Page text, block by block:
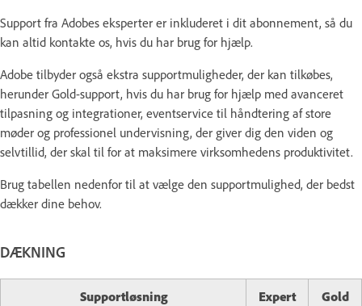
Support fra Adobes eksperter er inkluderet i dit abonnement, så du
kan altid kontakte os, hvis du har brug for hjælp.
Adobe tilbyder også ekstra supportmuligheder, der kan tilkøbes,
herunder Gold-support, hvis du har brug for hjælp med avanceret
tilpasning og integrationer, eventservice til håndtering af store
møder og professionel undervisning, der giver dig den viden og
selvtillid, der skal til for at maksimere virksomhedens produktivitet.
Brug tabellen nedenfor til at vælge den supportmulighed, der bedst
dækker dine behov.
DÆKNING
Supportløsning Expert Gold